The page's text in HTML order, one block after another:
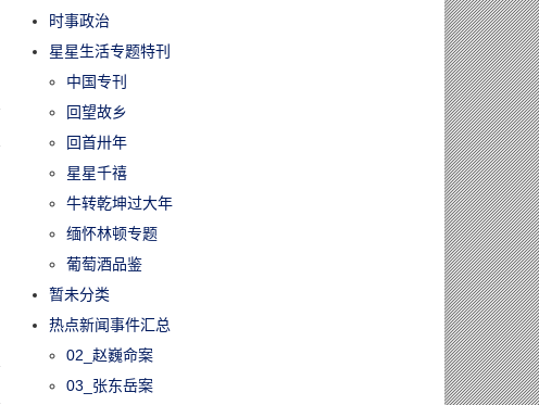
时事政治
星星生活专题特刊
中国专刊
回望故乡
回首卅年
星星千禧
牛转乾坤过大年
缅怀林顿专题
葡萄酒品鉴
暂未分类
热点新闻事件汇总
02_赵巍命案
03_张东岳案